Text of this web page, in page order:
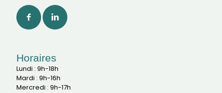
Horaires
Lundi : 9h-18h
Mardi : 9h-16h
Mercredi : 9h-17h